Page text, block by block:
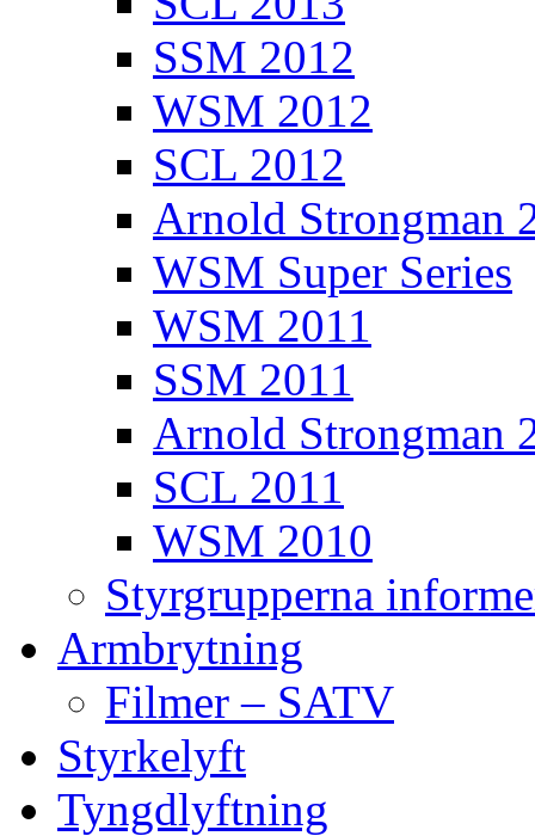
SSM 2012
WSM 2012
SCL 2012
Arnold Strongman
WSM Super Series
WSM 2011
SSM 2011
Arnold Strongman
SCL 2011
WSM 2010
Styrgrupperna
Armbrytning
Filmer – SATV
Styrkelyft
Tyngdlyftning